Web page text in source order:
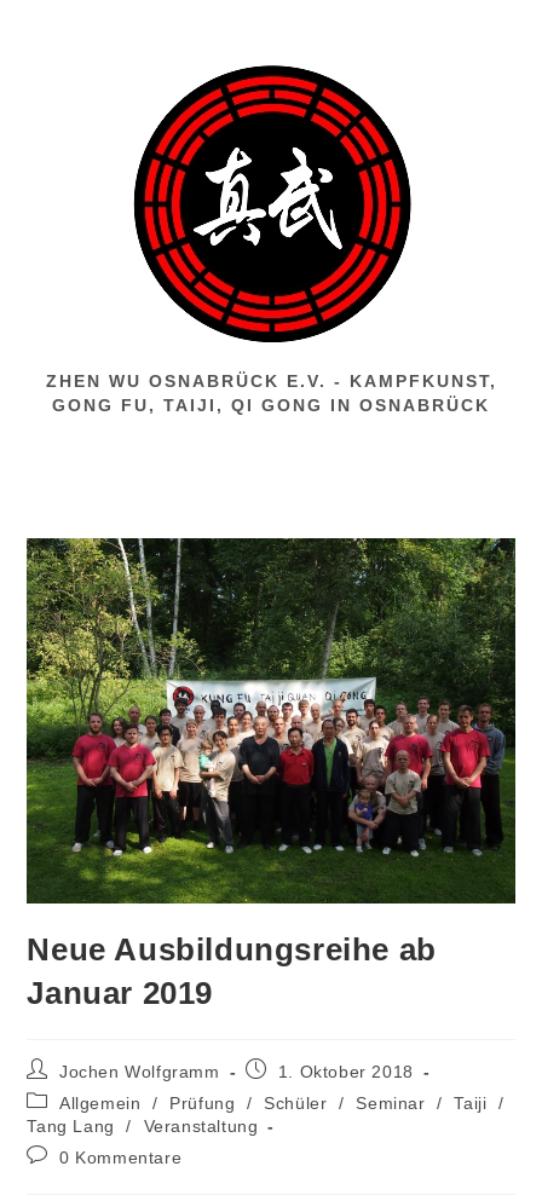
ZHEN WU OSNABRÜCK E.V. - KAMPFKUNST,
GONG FU, TAIJI, QI GONG IN OSNABRÜCK
Neue Ausbildungsreihe ab
Januar 2019
Beitrags-
Autor:
Jochen Wolfgramm
Beitrag1. Oktober 2018
Beitrags-
Kategorie:
Allgemein / Prüfung / Schüler / Seminar / Taiji
/
Tang Lang
/
Veranstaltung
Beitrags-
0 Kommentare